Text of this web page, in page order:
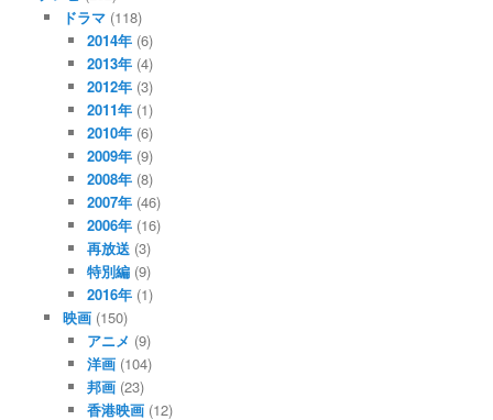
ドラマ(118)
2014年 (6)
2013年 (4)
2012年 (3)
2011年 (1)
2010年 (6)
2009年 (9)
2008年 (8)
2007年 (46)
2006年 (16)
再放送 (3)
特別編 (9)
2016年 (1)
映画(150)
アニメ (9)
洋画 (104)
邦画 (23)
香港映画 (12)